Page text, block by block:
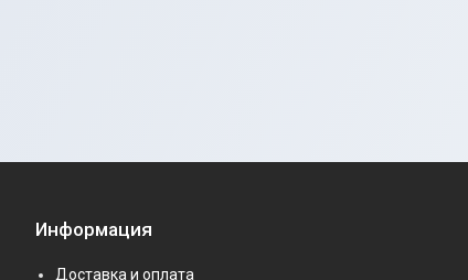
Информация
Доставка и оплата